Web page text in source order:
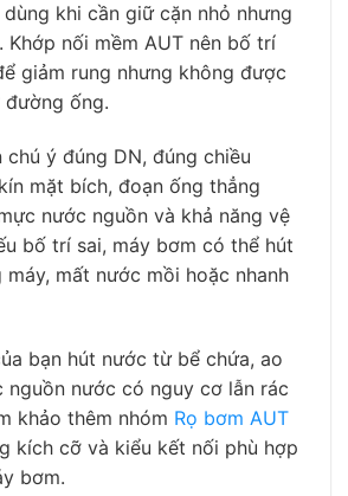
khi cần giữ cặn nhỏ nhưng
Khớp nối mềm AUT nên bố trí
giảm rung nhưng không được
ống.
chú ý đúng DN, đúng chiều
mặt bích, đoạn ống thẳng
nước nguồn và khả năng vệ
bố trí sai, máy bơm có thể hút
máy, mất nước mồi hoặc nhanh
bạn hút nước từ bể chứa, ao
nguồn nước có nguy cơ lẫn rác
khảo thêm nhóm Rọ bơm AUT
kích cỡ và kiểu kết nối phù hợp
bơm.